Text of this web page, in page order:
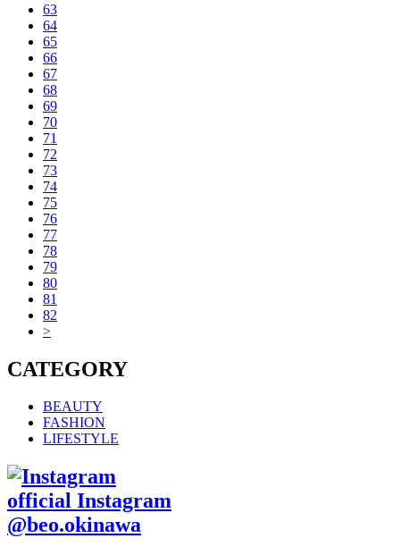
63
64
65
66
67
68
69
70
71
72
73
74
75
76
77
78
79
80
81
82
>
CATEGORY
BEAUTY
FASHION
LIFESTYLE
official Instagram
@beo.okinawa